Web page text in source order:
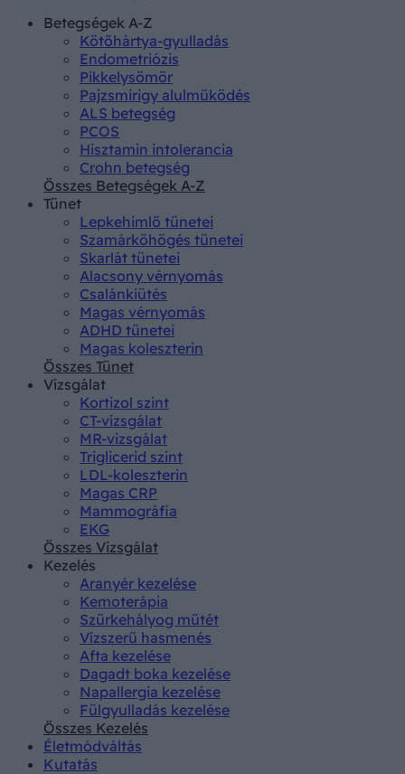
Betegségek A-Z
Kötőhártya-gyulladás
Endometriózis
Pikkelysömör
Pajzsmirigy alulműködés
ALS betegség
PCOS
Hisztamin intolerancia
Crohn betegség
Összes Betegségek A-Z
Tünet
Lepkehimlő tünetei
Szamárköhögés tünetei
Skarlát tünetei
Alacsony vérnyomás
Csalánkiütés
Magas vérnyomás
ADHD tünetei
Magas koleszterin
Összes Tünet
Vizsgálat
Kortizol szint
CT-vizsgálat
MR-vizsgálat
Triglicerid szint
LDL-koleszterin
Magas CRP
Mammográfia
EKG
Összes Vizsgálat
Kezelés
Aranyér kezelése
Kemoterápia
Szürkehályog műtét
Vízszerű hasmenés
Afta kezelése
Dagadt boka kezelése
Napallergia kezelése
Fülgyulladás kezelése
Összes Kezelés
Életmódváltás
Kutatás